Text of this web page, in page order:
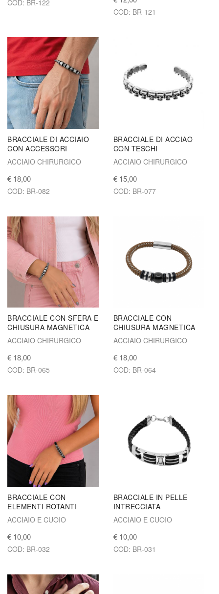
COD: BR-122
COD: BR-121
BRACCIALE DI ACCIAIO
CON ACCESSORI
ACCIAIO CHIRURGICO
€ 18,00
COD: BR-082
BRACCIALE DI ACCIAO
CON TESCHI
ACCIAIO CHIRURGICO
€ 15,00
COD: BR-077
BRACCIALE CON SFERA E
CHIUSURA MAGNETICA
ACCIAIO CHIRURGICO
€ 18,00
COD: BR-065
BRACCIALE CON
CHIUSURA MAGNETICA
ACCIAIO CHIRURGICO
€ 18,00
COD: BR-064
BRACCIALE CON
ELEMENTI ROTANTI
ACCIAIO E CUOIO
€ 10,00
COD: BR-032
BRACCIALE IN PELLE
INTRECCIATA
ACCIAIO E CUOIO
€ 10,00
COD: BR-031